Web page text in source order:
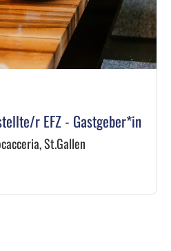
r EFZ - Gastgeber*in
St.Gallen